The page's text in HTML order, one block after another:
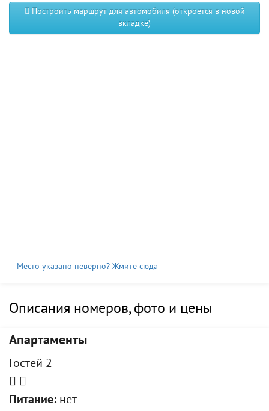
Построить маршрут для автомобиля (откроется в новой
вкладке)
Место указано неверно? Жмите сюда
Описания номеров, фото и цены
Апартаменты
Гостей 2
Питание: нет